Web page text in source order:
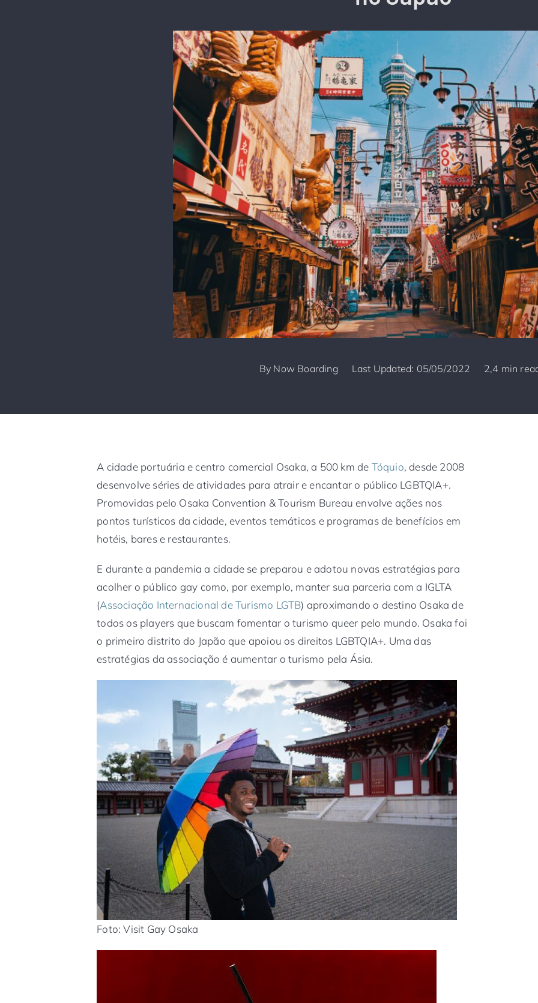
By Now Boarding Last Updated: 05/05/2022 2,4 min
A cidade portuária e centro comercial Osaka, a 500 km de Tóquio, desde 2008
desenvolve séries de atividades para atrair e encantar o público LGBTQIA+.
Promovidas pelo Osaka Convention & Tourism Bureau envolve ações nos
pontos turísticos da cidade, eventos temáticos e programas de benefícios em
hotéis, bares e restaurantes.
E durante a pandemia a cidade se preparou e adotou novas estratégias para
acolher o público gay como, por exemplo, manter sua parceria com a IGLTA
(Associação Internacional de Turismo LGTB) aproximando o destino Osaka de
todos os players que buscam fomentar o turismo queer pelo mundo. Osaka foi
o primeiro distrito do Japão que apoiou os direitos LGBTQIA+. Uma das
estratégias da associação é aumentar o turismo pela Ásia.
Foto: Visit Gay Osaka